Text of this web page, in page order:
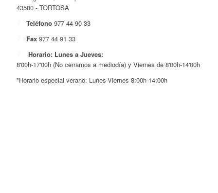
43500 - TORTOSA
Teléfono 977 44 90 33
Fax 977 44 91 33
Horario: Lunes a Jueves:
8'00h-17'00h (No cerramos a mediodía) y Viernes de 8'00h-14'00h
*Horario especial verano: Lunes-Viernes 8:00h-14:00h